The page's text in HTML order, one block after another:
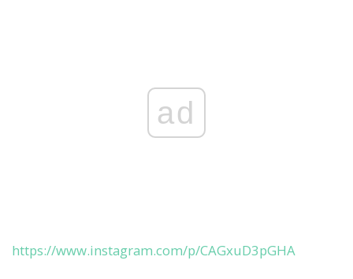
ad
https://www.instagram.com/p/CAGxuD3pGHA